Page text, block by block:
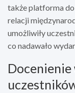
także platforma
relacji
umożliwiły
co nadawało